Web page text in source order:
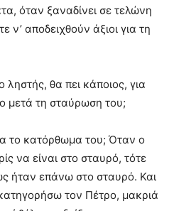
όταν ξαναδίνει σε τελώνη
ν’ αποδειχθούν άξιοι για τη
ληστής, θα πει κάποιος, για
μετά τη σταύρωση του;
το κατόρθωμα του; Όταν ο
να είναι στο σταυρό, τότε
ήταν επάνω στο σταυρό. Και
τον Πέτρο, μακριά